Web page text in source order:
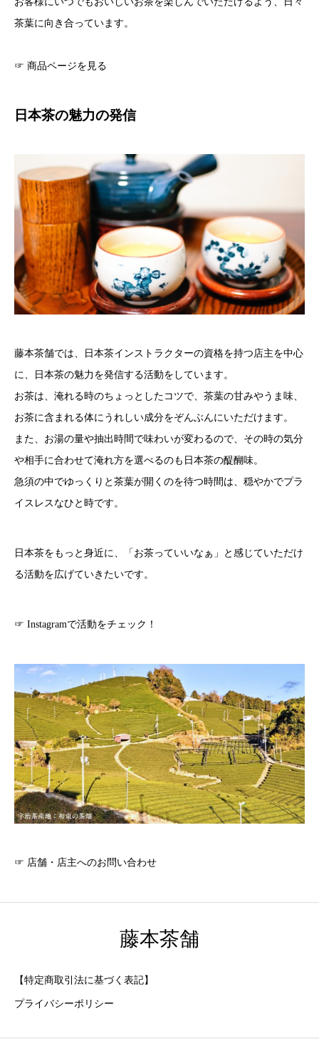
茶葉に向き合っています。
☞ 商品ページを見る
日本茶の魅力の発信
藤本茶舗では、日本茶インストラクターの資格を持つ店主を中心
に、日本茶の魅力を発信する活動をしています。
お茶は、淹れる時のちょっとしたコツで、茶葉の甘みやうま味、
お茶に含まれる体にうれしい成分をぞんぶんにいただけます。
また、お湯の量や抽出時間で味わいが変わるので、その時の気分
や相手に合わせて淹れ方を選べるのも日本茶の醍醐味。
急須の中でゆっくりと茶葉が開くのを待つ時間は、穏やかでプラ
イスレスなひと時です。
日本茶をもっと身近に、「お茶っていいなぁ」と感じていただけ
る活動を広げていきたいです。
☞ Instagramで活動をチェック！
☞ 店舗・店主へのお問い合わせ
藤本茶舗
【特定商取引法に基づく表記】
プライバシーポリシー